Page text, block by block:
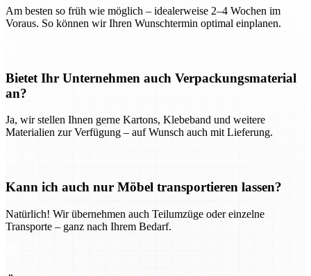
Am besten so früh wie möglich – idealerweise 2–4 Wochen im
Voraus. So können wir Ihren Wunschtermin optimal einplanen.
Bietet Ihr Unternehmen auch Verpackungsmaterial
an?
Ja, wir stellen Ihnen gerne Kartons, Klebeband und weitere
Materialien zur Verfügung – auf Wunsch auch mit Lieferung.
Kann ich auch nur Möbel transportieren lassen?
Natürlich! Wir übernehmen auch Teilumzüge oder einzelne
Transporte – ganz nach Ihrem Bedarf.